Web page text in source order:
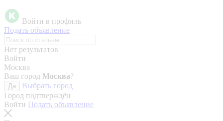
Войти в профиль
Подать объявление
Нет результатов
Войти
Москва
Ваш город Москва?
Да
Выбрать город
Город подтверждён
Войти Подать объявление